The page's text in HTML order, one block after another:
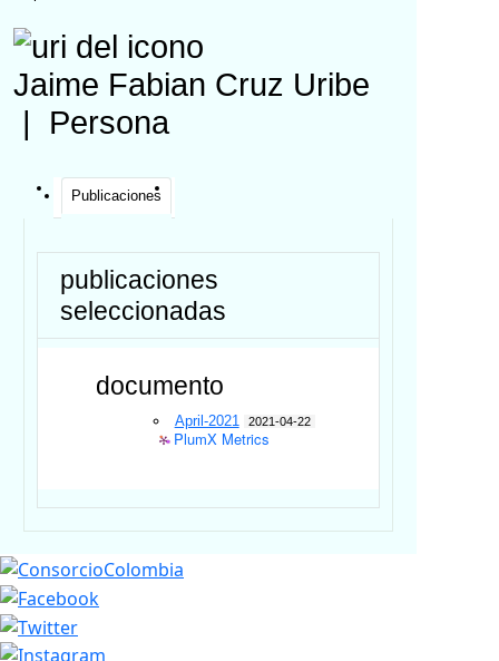
Jaime Fabian Cruz Uribe
Persona
Publicaciones
publicaciones
seleccionadas
documento
April-2021 2021-04-22
PlumX Metrics